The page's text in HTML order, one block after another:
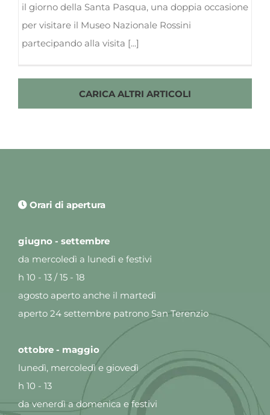
il giorno della Santa Pasqua, una doppia occasione
per visitare il Museo Nazionale Rossini
partecipando alla visita [...]
CARICA ALTRI ARTICOLI
Orari di apertura
giugno - settembre
da mercoledì a lunedì e festivi
h 10 - 13 / 15 - 18
agosto aperto anche il martedì
aperto 24 settembre patrono San Terenzio
ottobre - maggio
lunedì, mercoledì e giovedì
h 10 - 13
da venerdì a domenica e festivi